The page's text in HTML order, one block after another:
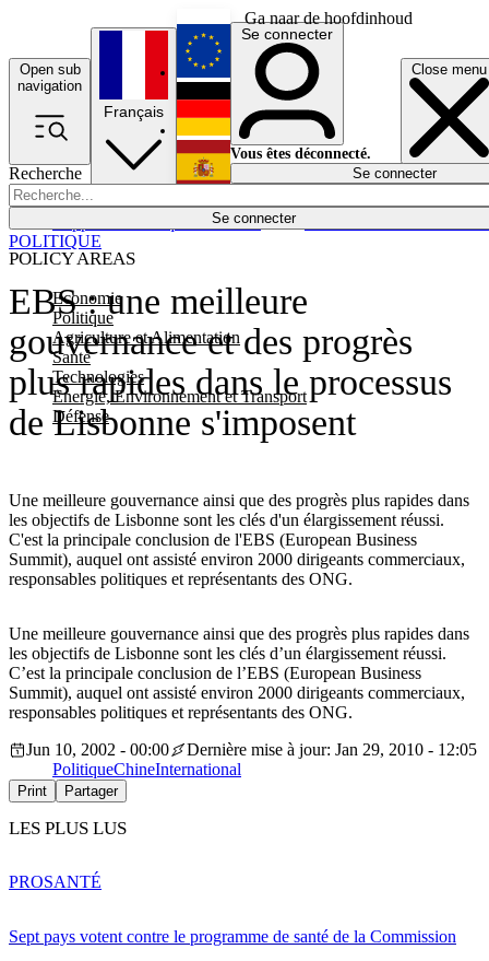
Ga naar de hoofdinhoud
Open sub
navigation
Close menu
Recherche
Se connecter
POLICY AREAS
Economie
Politique
Agriculture et Alimentation
Santé
Technologies
Energie, Environnement et Transport
Défense
Économie
Français
English
Deutsch
Español
Se connecter
Vous êtes déconnecté.
Se connecter
EBS : une meilleure
gouvernance et des progrès
plus rapides dans le processus
de Lisbonne s'imposent
Une meilleure gouvernance ainsi que des progrès plus rapides dans
les objectifs de Lisbonne sont les clés d'un élargissement réussi.
C'est la principale conclusion de l'EBS (European Business
Summit), auquel ont assisté environ 2000 dirigeants commerciaux,
responsables politiques et représentants des ONG.
POLITIQUE
Une meilleure gouvernance ainsi que des progrès plus rapides dans
les objectifs de Lisbonne sont les clés d’un élargissement réussi.
C’est la principale conclusion de l’EBS (European Business
Summit), auquel ont assisté environ 2000 dirigeants commerciaux,
responsables politiques et représentants des ONG.
Jun 10, 2002 - 00:00
Dernière mise à jour: Jan 29, 2010 - 12:05
PolitiqueChineInternational
Print Partager
LES PLUS LUS
Sept pays votent contre le programme de santé de la Commission
PROSANTÉ